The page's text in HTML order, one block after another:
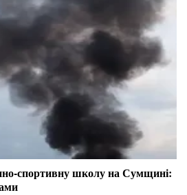
спортивну школу на Сумщині: